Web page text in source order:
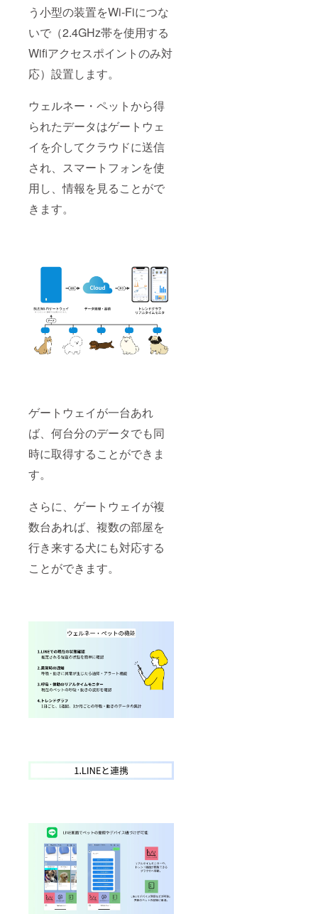
う小型の装置をWi-Fiにつな
いで（2.4GHz帯を使用する
Wifiアクセスポイントのみ対
応）設置します。
ウェルネー・ペットから得
られたデータはゲートウェ
イを介してクラウドに送信
され、スマートフォンを使
用し、情報を見ることがで
きます。
ゲートウェイが一台あれ
ば、何台分のデータでも同
時に取得することができま
す。
さらに、ゲートウェイが複
数台あれば、複数の部屋を
行き来する犬にも対応する
ことができます。